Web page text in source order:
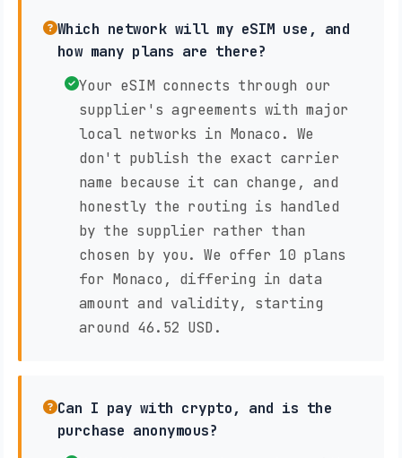
Which network will my eSIM use, and
how many plans are there?
Your eSIM connects through our
supplier's agreements with major
local networks in Monaco. We
don't publish the exact carrier
name because it can change, and
honestly the routing is handled
by the supplier rather than
chosen by you. We offer 10 plans
for Monaco, differing in data
amount and validity, starting
around 46.52 USD.
Can I pay with crypto, and is the
purchase anonymous?